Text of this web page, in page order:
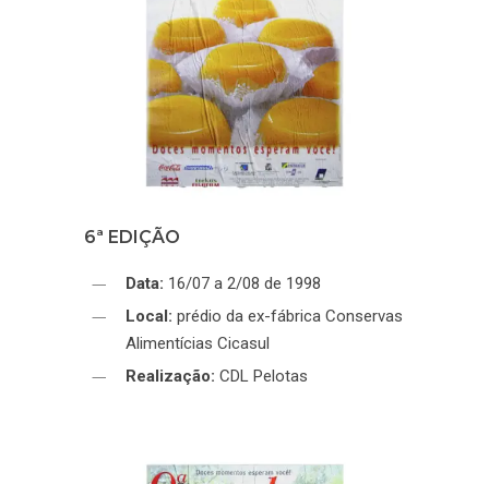
6ª EDIÇÃO
Data: 16/07 a 2/08 de 1998
Local: prédio da ex-fábrica Conservas
Alimentícias Cicasul
Realização: CDL Pelotas